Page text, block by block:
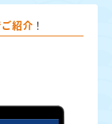
紹介 ！